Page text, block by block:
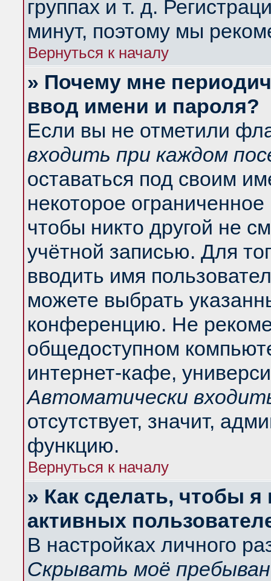
группах и т. д.
минут, поэтому мы
Вернуться к началу
» Почему мне
ввод имени и пароля?
Если вы не отметили
входить при каждом
оставаться под своим
некоторое
чтобы никто другой не
учётной записью. Для
вводить имя
можете выбрать
конференцию. Не
общедоступном
интернет-кафе,
Автоматически
отсутствует, значит,
функцию.
Вернуться к началу
» Как сделать, чтобы
активных
В настройках личного
Скрывать моё